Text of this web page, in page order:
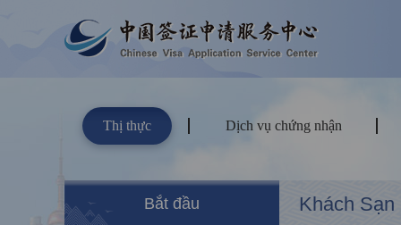
Thị thực Dịch vụ chứng nhận
Bắt đầu Khách Sạn